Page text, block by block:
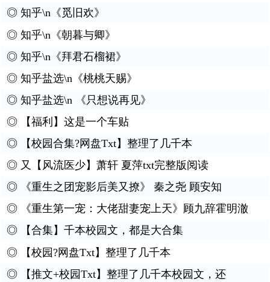
◎ 知乎\n《觅旧欢》
◎ 知乎\n《朝暮与卿》
◎ 知乎\n《拜君石榴裙》
◎ 知乎盐选\n《桃桃天赐》
◎ 知乎盐选\n 《只想说再见》
◎
【福利】这是一个车贴
◎
【校园合集?网盘Txt】整理了几千本
◎ 又【风流医少】萧轩 夏萍txt完整版阅读
◎
《重生之团宠影后美又撩》 秦之尧 顾安知
◎
《重生第一宠：大佬甜妻宠上天》顾九辞霍明澈
◎
【合集】千本校园文，都是大合集
◎
【校园?网盘Txt】整理了几千本
◎
【推文+校园Txt】整理了几千本校园文，还